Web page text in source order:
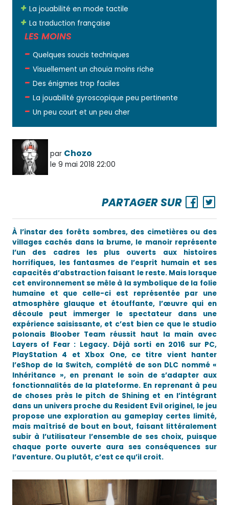
La jouabilité en mode tactile
La traduction française
LES MOINS
Quelques soucis techniques
Visuellement un chouia moins riche
Des énigmes trop faciles
La jouabilité gyroscopique peu pertinente
Un peu court et un peu cher
par Chozo
le 9 mai 2018 22:00
PARTAGER SUR
À l’instar des forêts sombres, des cimetières ou des
villages cachés dans la brume, le manoir représente
l’un des cadres les plus ouverts aux histoires
horrifiques, les fantasmes de l’esprit humain et ses
capacités d’abstraction faisant le reste. Mais lorsque
cet environnement se mêle à la symbolique de la folie
humaine et que celle-ci est représentée par une
atmosphère glauque et étouffante, l’œuvre qui en
découle peut immerger le spectateur dans une
expérience saisissante, et c’est bien ce que le studio
polonais Bloober Team réussit haut la main avec
Layers of Fear : Legacy. Déjà sorti en 2016 sur PC,
PlayStation 4 et Xbox One, ce titre vient hanter
l’eShop de la Switch, complété de son DLC nommé «
Inhéritance », en prenant le soin de s’adapter aux
fonctionnalités de la plateforme. En reprenant à peu
de choses près le pitch de Shining et en l’intégrant
dans un univers proche du Resident Evil originel, le jeu
propose une exploration au gameplay certes limité,
mais maîtrisé de bout en bout, faisant littéralement
subir à l’utilisateur l’ensemble de ses choix, puisque
chaque porte ouverte aura ses conséquences sur
l’aventure. Ou plutôt, c’est ce qu’il croit.